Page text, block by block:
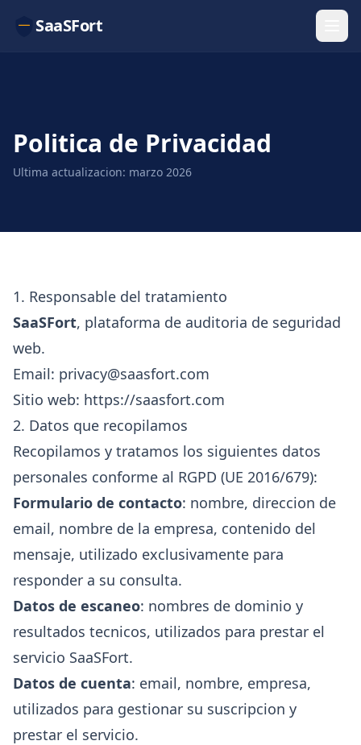
SaaSFort
Politica de Privacidad
Ultima actualizacion: marzo 2026
1. Responsable del tratamiento
SaaSFort, plataforma de auditoria de seguridad
web.
Email: privacy@saasfort.com
Sitio web: https://saasfort.com
2. Datos que recopilamos
Recopilamos y tratamos los siguientes datos
personales conforme al RGPD (UE 2016/679):
Formulario de contacto: nombre, direccion de
email, nombre de la empresa, contenido del
mensaje, utilizado exclusivamente para
responder a su consulta.
Datos de escaneo: nombres de dominio y
resultados tecnicos, utilizados para prestar el
servicio SaaSFort.
Datos de cuenta: email, nombre, empresa,
utilizados para gestionar su suscripcion y
prestar el servicio.